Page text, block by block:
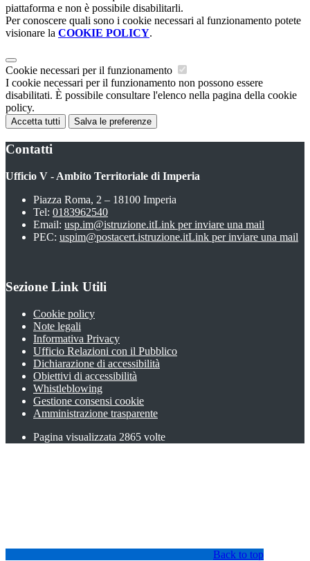
piattaforma e non è possibile disabilitarli.
Per conoscere quali sono i cookie necessari al funzionamento potete
visionare la COOKIE POLICY.
Cookie necessari per il funzionamento
I cookie necessari per il funzionamento non possono essere
disabilitati. È possibile consultare l'elenco nella pagina della cookie
policy.
Accetta tutti Salva le preferenze
Contatti
Ufficio V - Ambito Territoriale di Imperia
Piazza Roma, 2 – 18100 Imperia
Tel: 0183962540
Email: usp.im@istruzione.itLink per inviare una mail
PEC: uspim@postacert.istruzione.itLink per inviare una mail
Sezione Link Utili
Cookie policy
Note legali
Informativa Privacy
Ufficio Relazioni con il Pubblico
Dichiarazione di accessibilità
Obiettivi di accessibilità
Whistleblowing
Gestione consensi cookie
Amministrazione trasparente
Pagina visualizzata 2865 volte
Back to top